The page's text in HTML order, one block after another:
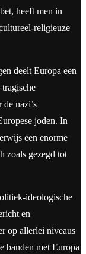
heeft men in
religieuze
deelt Europa een
nazi’s
joden. In
een enorme
zoals gezegd tot
ideologische
en
op allerlei niveaus
banden met Europa